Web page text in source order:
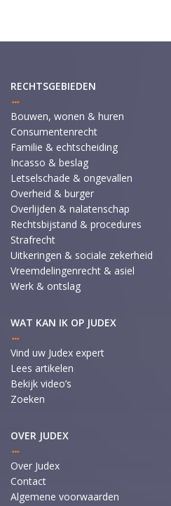
RECHTSGEBIEDEN
Bouwen, wonen & huren
Consumentenrecht
Familie & echtscheiding
Incasso & beslag
Letselschade & ongevallen
Overheid & burger
Overlijden & nalatenschap
Rechtsbijstand & procedures
Strafrecht
Uitkeringen & sociale zekerheid
Vreemdelingenrecht & asiel
Werk & ontslag
WAT KAN IK OP JUDEX
Vind uw Judex expert
Lees artikelen
Bekijk video’s
Zoeken
OVER JUDEX
Over Judex
Contact
Algemene voorwaarden